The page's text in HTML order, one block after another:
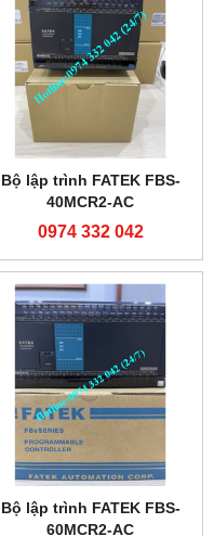
Bộ lập trình FATEK FBS-
40MCR2-AC
0974 332 042
Bộ lập trình FATEK FBS-
60MCR2-AC